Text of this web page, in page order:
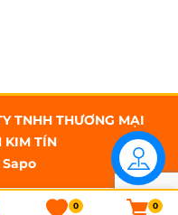
có ngăn rau
2 khay riêng
tìm kiếm thực
TNHH THƯƠNG MẠI
KIM TÍN
Sapo
0 0
Liên hệ